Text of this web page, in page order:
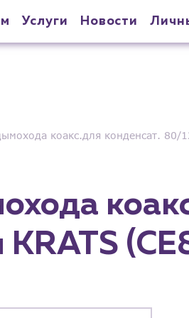
Услуги Новости
коакс.для конденсат. 80/